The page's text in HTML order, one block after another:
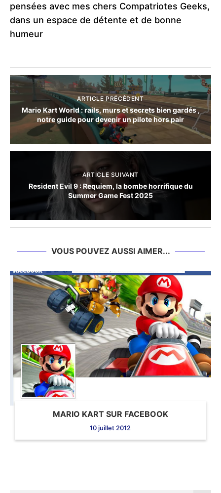
pensées avec mes chers Compatriotes Geeks,
dans un espace de détente et de bonne
humeur
ARTICLE PRÉCÈDENT
Mario Kart World : rails, murs et secrets bien gardés ,
notre guide pour devenir un pilote hors pair
ARTICLE SUIVANT
Resident Evil 9 : Requiem, la bombe horrifique du
Summer Game Fest 2025
VOUS POUVEZ AUSSI AIMER...
MARIO KART SUR FACEBOOK
10 juillet 2012